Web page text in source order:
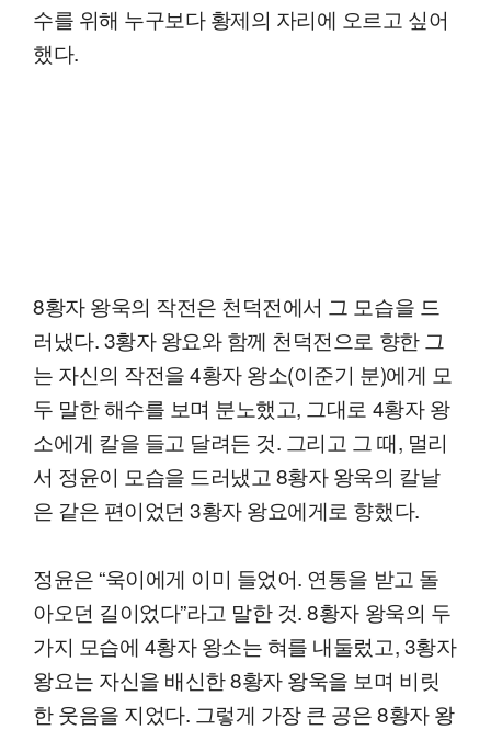
수를 위해 누구보다 황제의 자리에 오르고 싶어
했다.
8황자 왕욱의 작전은 천덕전에서 그 모습을 드
러냈다. 3황자 왕요와 함께 천덕전으로 향한 그
는 자신의 작전을 4황자 왕소(이준기 분)에게 모
두 말한 해수를 보며 분노했고, 그대로 4황자 왕
소에게 칼을 들고 달려든 것. 그리고 그 때, 멀리
서 정윤이 모습을 드러냈고 8황자 왕욱의 칼날
은 같은 편이었던 3황자 왕요에게로 향했다.
정윤은 “욱이에게 이미 들었어. 연통을 받고 돌
아오던 길이었다”라고 말한 것. 8황자 왕욱의 두
가지 모습에 4황자 왕소는 혀를 내둘렀고, 3황자
왕요는 자신을 배신한 8황자 왕욱을 보며 비릿
한 웃음을 지었다. 그렇게 가장 큰 공은 8황자 왕